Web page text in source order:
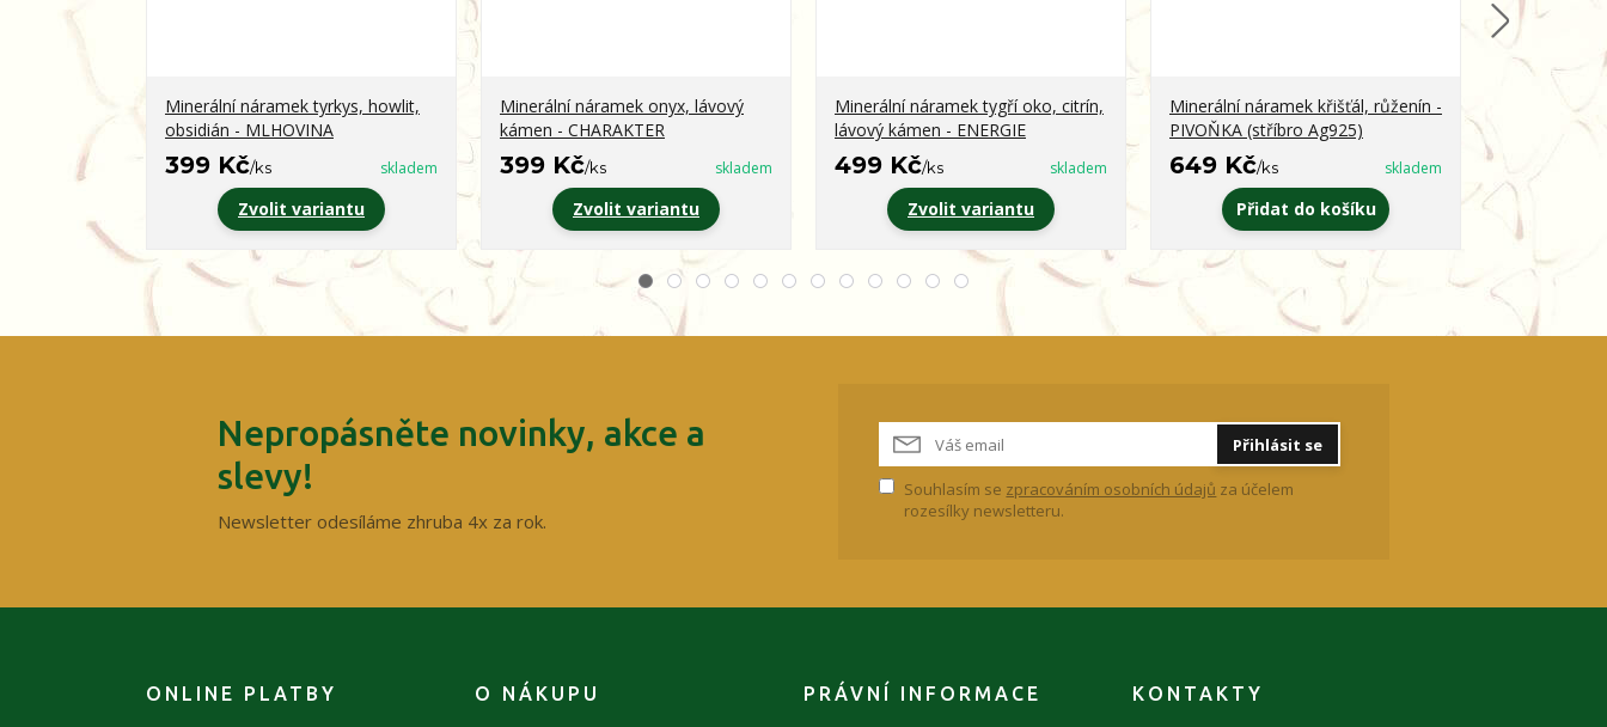
Minerální náramek tyrkys, howlit,
obsidián - MLHOVINA
399 Kč/ks skladem
Zvolit variantu
Minerální náramek onyx, lávový
kámen - CHARAKTER
399 Kč/ks skladem
Zvolit variantu
Minerální náramek tygří oko, citrín,
lávový kámen - ENERGIE
499 Kč/ks skladem
Zvolit variantu
Minerální náramek křišťál, růženín -
PIVOŇKA (stříbro Ag925)
649 Kč/ks skladem
Přidat do košíku
Minerální
obsidián -
Nepropásněte novinky, akce a
slevy!
Newsletter odesíláme zhruba 4x za rok.
Přihlásit se
Souhlasím se zpracováním osobních údajů za účelem
rozesílky newsletteru.
ONLINE PLATBY O NÁKUPU PRÁVNÍ INFORMACE KONTAKTY